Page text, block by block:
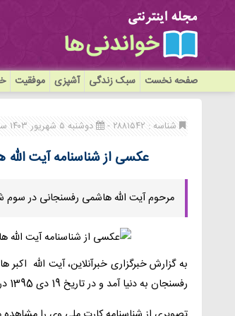
صفحه نخست سبک زندگی آشپزی موفقیت
شناسه : ۲۸۸۱۵۴۲ - دوشنبه ۵ شهریور ۱۴۰۳ ساعت ۱۱:۴۵
عکسی از شناسنامه آیت
مرحوم آیت الله هاشمی رفسنجانی در سوم شهریوماه سال
رفسنجان به دنیا آمد و در تاریخ 19 دی 1395 در شهر تهران درگذشت.